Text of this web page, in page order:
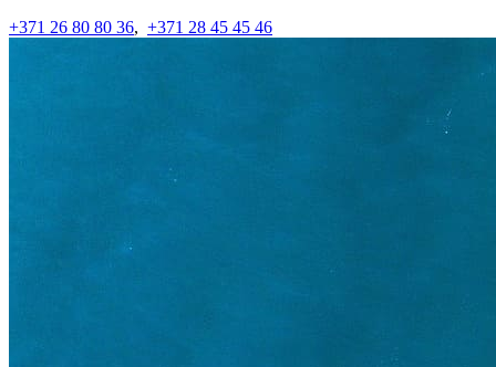
+371 26 80 80 36, +371 28 45 45 46